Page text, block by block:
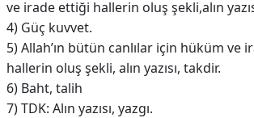
ve irade ettiği hallerin oluş şekli,alın
4) Güç kuvvet.
5) Allah’ın bütün canlılar için hüküm ve
hallerin oluş şekli, alın yazısı, takdir.
6) Baht, talih
7) TDK: Alın yazısı, yazgı.